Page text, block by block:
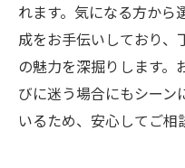
れます。気になる方か
成をお手伝いしており
の魅力を深掘りします
びに迷う場合にもシーン
いるため、安心してご相